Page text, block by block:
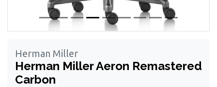
Herman Miller
Herman Miller Aeron Remastered
Carbon